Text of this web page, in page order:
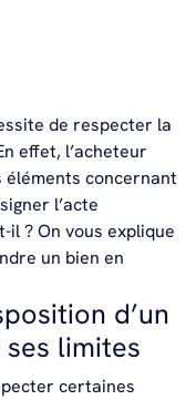
de respecter la
effet, l’acheteur
concernant
l’acte
il ? On vous explique
un bien en
d’un
limites
certaines